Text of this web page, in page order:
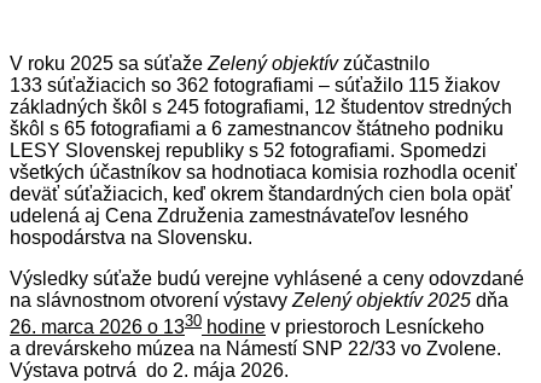
V roku 2025 sa súťaže Zelený objektívzúčastnilo
133 súťažiacich so 362 fotografiami – súťažilo 115 žiakov
základných škôl s 245 fotografiami, 12 študentov stredných
škôl s 65 fotografiami a 6 zamestnancov štátneho podniku
LESY Slovenskej republiky s 52 fotografiami. Spomedzi
všetkých účastníkov sa hodnotiaca komisia rozhodla oceniť
deväť súťažiacich, keď okrem štandardných cien bola opäť
udelená aj Cena Združenia zamestnávateľov lesného
hospodárstva na Slovensku.
Výsledky súťaže budú verejne vyhlásené a ceny odovzdané
na slávnostnom otvorení výstavy Zelený objektív 2025 dňa
26. marca 2026 o 1330 hodine v priestoroch Lesníckeho
a drevárskeho múzea na Námestí SNP 22/33 vo Zvolene.
Výstava potrvá do 2. mája 2026.